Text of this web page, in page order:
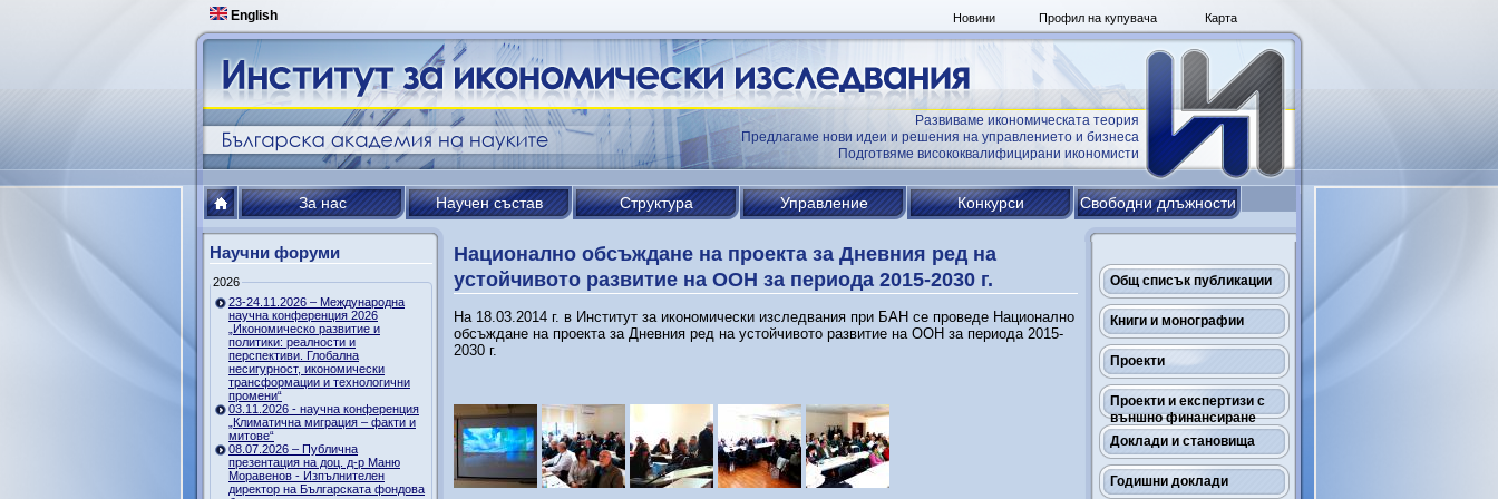
English Карта
Профил на купувача
Новини
Развиваме икономическата теория
Предлагаме нови идеи и решения на управлението и бизнеса
Подготвяме висококвалифицирани икономисти
За нас Научен състав Структура Управление Конкурси Свободни длъжности
Общ списък публикации
Книги и монографии
Проекти
Проекти и експертизи с
външно финансиране
Доклади и становища
Годишни доклади
Научни форуми
2026
23-24.11.2026 – Международна
научна конференция 2026
„Икономическо развитие и
политики: реалности и
перспективи. Глобална
несигурност, икономически
трансформации и технологични
промени“
03.11.2026 - научна конференция
„Климатична миграция – факти и
митове“
08.07.2026 – Публична
презентация на доц. д-р Маню
Моравенов - Изпълнителен
директор на Българската фондова
Национално обсъждане на проекта за Дневния ред на
устойчивото развитие на ООН за периода 2015-2030 г.
На 18.03.2014 г. в Институт за икономически изследвания при БАН се проведе Национално
обсъждане на проекта за Дневния ред на устойчивото развитие на ООН за периода 2015-
2030 г.